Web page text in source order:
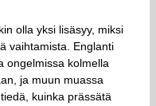
olla yksi lisäsyy, miksi
vaihtamista. Englanti
ongelmissa kolmella
ja muun muassa
kuinka prässätä